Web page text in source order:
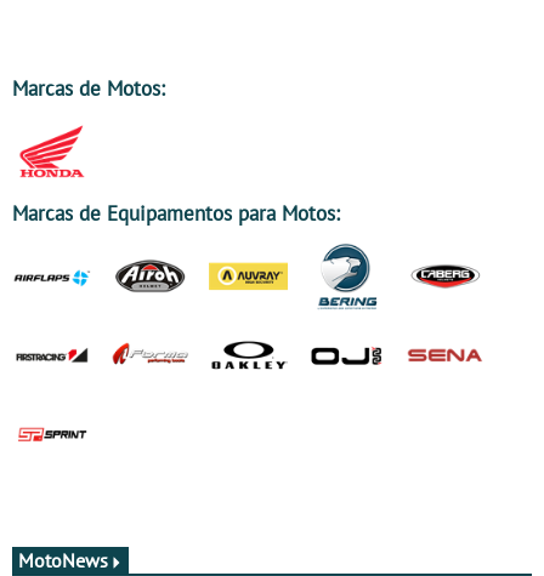
Marcas de Motos:
Marcas de Equipamentos para Motos:
MotoNews